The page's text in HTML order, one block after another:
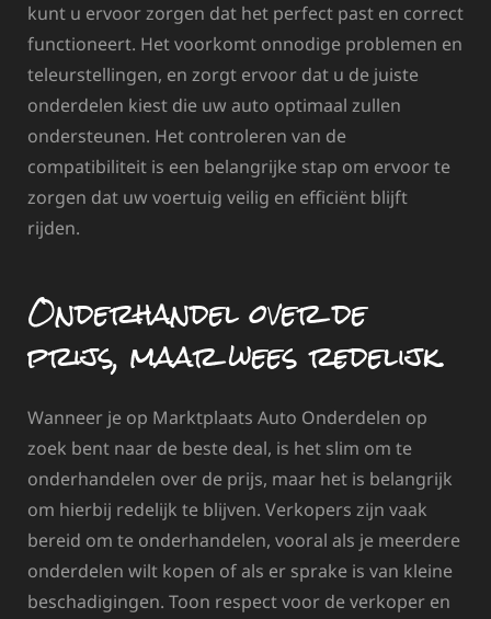
kunt u ervoor zorgen dat het perfect past en correct
functioneert. Het voorkomt onnodige problemen en
teleurstellingen, en zorgt ervoor dat u de juiste
onderdelen kiest die uw auto optimaal zullen
ondersteunen. Het controleren van de
compatibiliteit is een belangrijke stap om ervoor te
zorgen dat uw voertuig veilig en efficiënt blijft
rijden.
Onderhandel over de
prijs, maar wees redelijk.
Wanneer je op Marktplaats Auto Onderdelen op
zoek bent naar de beste deal, is het slim om te
onderhandelen over de prijs, maar het is belangrijk
om hierbij redelijk te blijven. Verkopers zijn vaak
bereid om te onderhandelen, vooral als je meerdere
onderdelen wilt kopen of als er sprake is van kleine
beschadigingen. Toon respect voor de verkoper en